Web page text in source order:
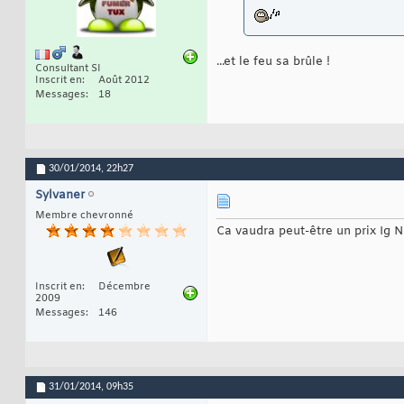
Consultant SI
Inscrit en
Août 2012
Messages
18
...et le feu sa brûle !
30/01/2014, 22h27
Sylvaner
Membre chevronné
Inscrit en
Décembre
2009
Messages
146
Ca vaudra peut-être un prix Ig
31/01/2014, 09h35